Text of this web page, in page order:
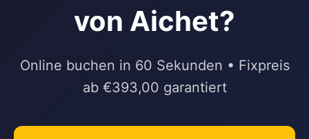
von Aichet?
Online buchen in 60 Sekunden • Fixpreis
ab €393,00 garantiert